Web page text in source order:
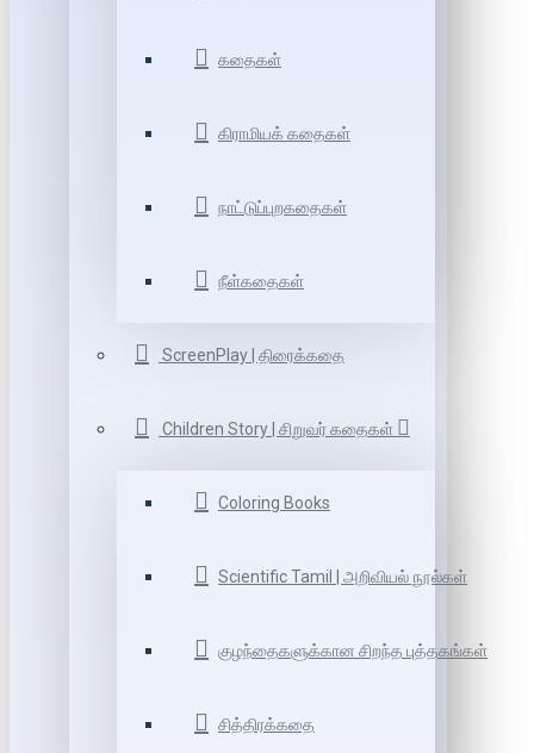
கதைகள்
கிராமியக் கதைகள்
நாட்டுப்புறகதைகள்
நீள்கதைகள்
ScreenPlay | திரைக்கதை
Children Story | சிறுவர் கதைகள்
Coloring Books
Scientific Tamil | அறிவியல் நூல்கள்
குழந்தைகளுக்கான சிறந்த புத்தகங்கள்
சித்திரக்கதை